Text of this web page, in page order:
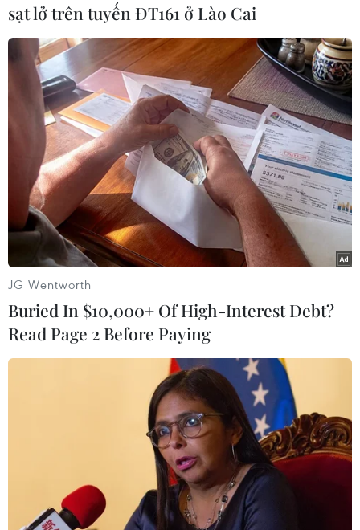
#Du lịch Hàn Quốc
#Hwang Kyo-ahn
#Tổng thống Park Geun-hye
#Luận tội tổng thống
#Bê bối chính trị Hàn Quốc
Hàn Quốc
Theo dõi VietnamPlus
sạt lở trên tuyến ĐT161 ở Lào Cai
JG Wentworth
Buried In $10,000+ Of High-Interest Debt?
Read Page 2 Before Paying